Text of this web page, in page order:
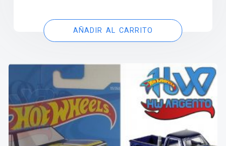
AÑADIR AL CARRITO